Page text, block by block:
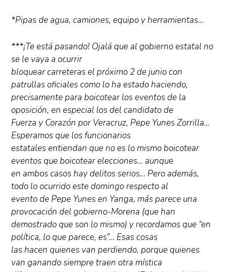
*Pipas de agua, camiones, equipo y herramientas…
***¡Te está pasando! Ojalá que al gobierno estatal no
se le vaya a ocurrir
bloquear carreteras el próximo 2 de junio con
patrullas oficiales como lo ha estado haciendo,
precisamente para boicotear los eventos de la
oposición, en especial los del candidato de
Fuerza y Corazón por Veracruz, Pepe Yunes Zorrilla…
Esperamos que los funcionarios
estatales entiendan que no es lo mismo boicotear
eventos que boicotear elecciones… aunque
en ambos casos hay delitos serios… Pero además,
todo lo ocurrido este domingo respecto al
evento de Pepe Yunes en Yanga, más parece una
provocación del gobierno-Morena (que han
demostrado que son lo mismo) y recordamos que “en
política, lo que parece, es”… Esas cosas
las hacen quienes van perdiendo, porque quienes
van ganando siempre traen otra mística